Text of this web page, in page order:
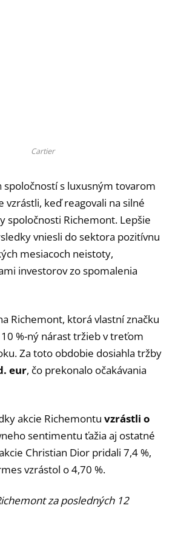
Cartier
spoločností s luxusným tovarom
vzrástli, keď reagovali na silné
spoločnosti Richemont. Lepšie
vniesli do sektora pozitívnu
mesiacoch neistoty,
investorov zo spomalenia
Richemont, ktorá vlastní značku
%-ný nárast tržieb v treťom
Za toto obdobie dosiahla tržby
eur, čo prekonalo očakávania
akcie Richemontu vzrástli o
sentimentu ťažia aj ostatné
Christian Dior pridali 7,4 %,
vzrástol o 4,70 %.
za posledných 12